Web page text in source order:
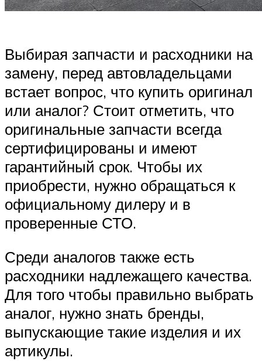
Выбирая запчасти и расходники на
замену, перед автовладельцами
встает вопрос, что купить оригинал
или аналог? Стоит отметить, что
оригинальные запчасти всегда
сертифицированы и имеют
гарантийный срок. Чтобы их
приобрести, нужно обращаться к
официальному дилеру и в
проверенные СТО.
Среди аналогов также есть
расходники надлежащего качества.
Для того чтобы правильно выбрать
аналог, нужно знать бренды,
выпускающие такие изделия и их
артикулы.